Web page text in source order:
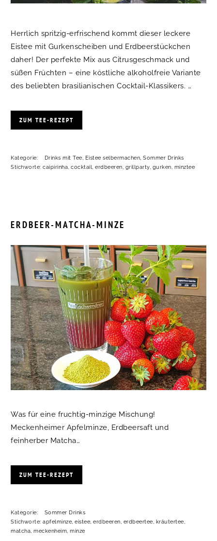
Herrlich spritzig-erfrischend kommt dieser leckere
Eistee mit Gurkenscheiben und Erdbeerstückchen
daher! Der perfekte Mix aus Citrusgeschmack und
süßen Früchten – eine köstliche alkoholfreie Variante
des beliebten brasilianischen Cocktail-Klassikers. …
ZUM TEE-REZEPT
Kategorie: Drinks mit Tee, Eistee selbermachen,Sommer Drinks
Stichworte:caipirinha,cocktail,erdbeeren, grillparty, gurken, minztee
ERDBEER-MATCHA-MINZE
Was für eine fruchtig-minzige Mischung!
Meckenheimer Apfelminze, Erdbeersaft und
feinherber Matcha…
ZUM TEE-REZEPT
Kategorie:
Sommer Drinks
Stichworte:apfelminze,eistee,erdbeeren, erdbeertee, kräutertee,
matcha,meckenheim,minze